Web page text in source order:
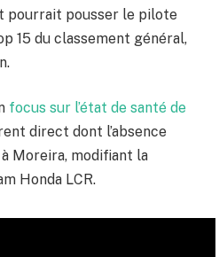
pourrait pousser le pilote
15 du classement général,
focus sur l’état de santé de
direct dont l’absence
Moreira, modifiant la
Honda LCR.